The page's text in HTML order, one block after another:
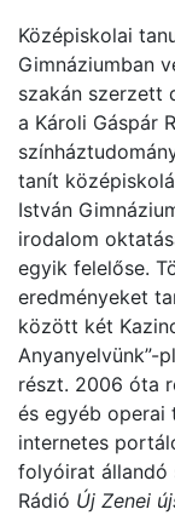
Középiskolai
Gimnáziumban
szakán szerzett
a Károli Gáspár
tanít
István
irodalom
egyik felelőse.
eredményeket
között két
Anyanyelvünk”-
részt. 2006 óta
és egyéb operai
internetes
folyóirat állandó
Rádió Új Zenei